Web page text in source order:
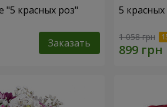
"5 красных роз"
Заказать
5 красных
1 058 грн